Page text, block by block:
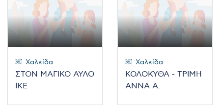
Χαλκίδα
ΣΤΟΝ ΜΑΓΙΚΟ ΑΥΛΟ
ΙΚΕ
Χαλκίδα
ΚΟΛΟΚΥΘΑ - ΤΡΙΜΗ
ΑΝΝΑ Α.